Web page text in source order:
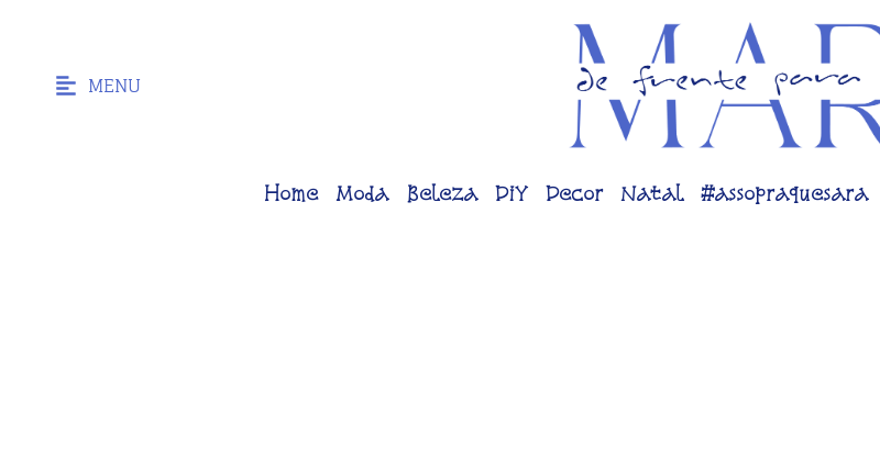
MENU
Home Moda Beleza DiY Decor Natal #assopraquesara